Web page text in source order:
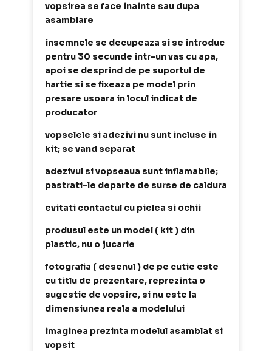
vopsirea se face inainte sau dupa
asamblare
insemnele se decupeaza si se introduc
pentru 30 secunde intr-un vas cu apa,
apoi se desprind de pe suportul de
hartie si se fixeaza pe model prin
presare usoara in locul indicat de
producator
vopselele si adezivi nu sunt incluse in
kit; se vand separat
adezivul si vopseaua sunt inflamabile;
pastrati-le departe de surse de caldura
evitati contactul cu pielea si ochii
produsul este un model ( kit ) din
plastic, nu o jucarie
fotografia ( desenul ) de pe cutie este
cu titlu de prezentare, reprezinta o
sugestie de vopsire, si nu este la
dimensiunea reala a modelului
imaginea prezinta modelul asamblat si
vopsit